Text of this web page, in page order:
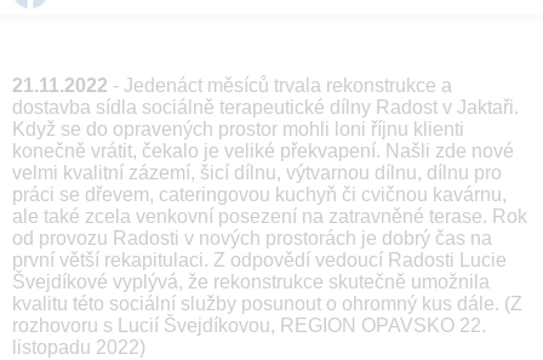
21.11.2022 - Jedenáct měsíců trvala rekonstrukce a
dostavba sídla sociálně terapeutické dílny Radost v Jaktaři.
Když se do opravených prostor mohli loni říjnu klienti
konečně vrátit, čekalo je veliké překvapení. Našli zde nové
velmi kvalitní zázemí, šicí dílnu, výtvarnou dílnu, dílnu pro
práci se dřevem, cateringovou kuchyň či cvičnou kavárnu,
ale také zcela venkovní posezení na zatravněné terase. Rok
od provozu Radosti v nových prostorách je dobrý čas na
první větší rekapitulaci. Z odpovědí vedoucí Radosti Lucie
Švejdíkové vyplývá, že rekonstrukce skutečně umožnila
kvalitu této sociální služby posunout o ohromný kus dále. (Z
rozhovoru s Lucií Švejdíkovou, REGION OPAVSKO 22.
listopadu 2022)